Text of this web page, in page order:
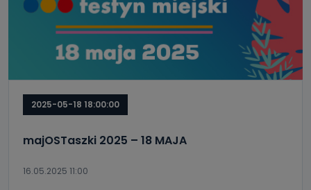
2025-05-18 18:00:00
majOSTaszki 2025 – 18 MAJA
16.05.2025 11:00